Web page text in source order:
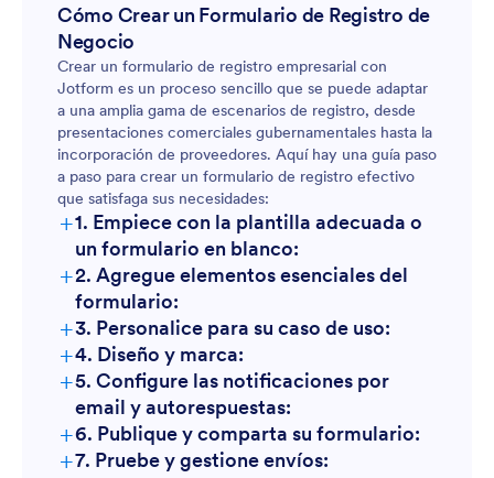
Cómo Crear un Formulario de Registro de
Negocio
Crear un formulario de registro empresarial con
Jotform es un proceso sencillo que se puede adaptar
a una amplia gama de escenarios de registro, desde
presentaciones comerciales gubernamentales hasta la
incorporación de proveedores. Aquí hay una guía paso
a paso para crear un formulario de registro efectivo
que satisfaga sus necesidades:
+1. Empiece con la plantilla adecuada o
un formulario en blanco:
+2. Agregue elementos esenciales del
formulario:
+3. Personalice para su caso de uso:
+4. Diseño y marca:
+5. Configure las notificaciones por
email y autorespuestas:
+6. Publique y comparta su formulario:
+7. Pruebe y gestione envíos: